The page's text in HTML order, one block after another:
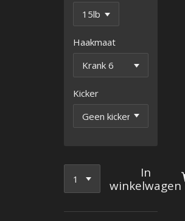
Haakmaat
Kicker
In
winkelwagen